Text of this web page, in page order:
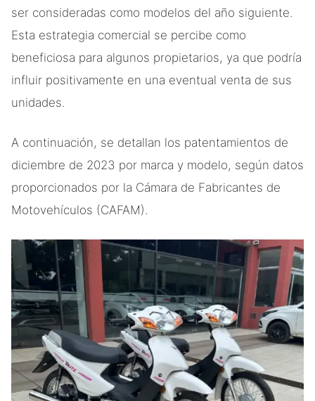
ser consideradas como modelos del año siguiente.
Esta estrategia comercial se percibe como
beneficiosa para algunos propietarios, ya que podría
influir positivamente en una eventual venta de sus
unidades.
A continuación, se detallan los patentamientos de
diciembre de 2023 por marca y modelo, según datos
proporcionados por la Cámara de Fabricantes de
Motovehículos (CAFAM).